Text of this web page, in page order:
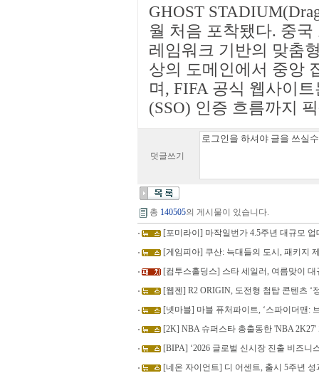
GHOST
월 처음 포착됐다. 중
레임워크 기반의 맞춤
상의 도메인에서 중앙
며, FIFA 공식 웹사이
(SSO) 인증 흐름까지
덧글쓰기
총 140505의 게시물이 있습니다.
[포미라이] 마작일번가 4.5주년 대규모
[게임피아] 쿠산: 늑대들의 도시, 패키지
[컴투스홀딩스] 스타 세일러, 여름맞이
[웹젠] R2 ORIGIN, 도전형 첨탑 콘텐츠 ‘
[넷마블] 마블 퓨처파이트, ‘스파이더맨:
[2K] NBA 슈퍼스타 총출동한 'NBA
[BIPA] ‘2026 글로벌 신시장 진출 비즈니
[네온 자이언트] 디 어센트, 출시 5주년